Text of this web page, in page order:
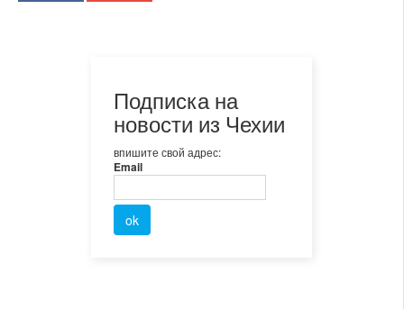
Подписка на
новости из Чехии
впишите свой адрес:
Email